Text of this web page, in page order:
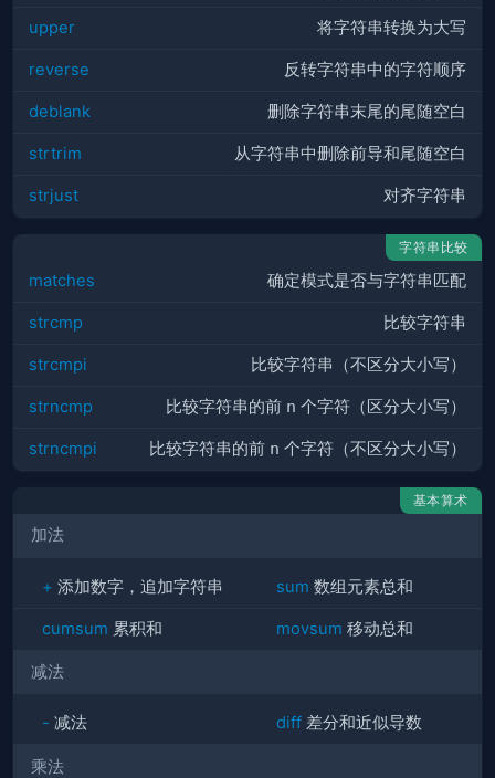
upper 将字符串转换为大写
reverse 反转字符串中的字符顺序
deblank 删除字符串末尾的尾随空白
strtrim 从字符串中删除前导和尾随空白
strjust 对齐字符串
字符串比较
matches 确定模式是否与字符串匹配
strcmp 比较字符串
strcmpi 比较字符串（不区分大小写）
strncmp 比较字符串的前 n 个字符（区分大小写）
strncmpi 比较字符串的前 n 个字符（不区分大小写）
基本算术
加法
+ 添加数字，追加字符串 sum 数组元素总和
cumsum 累积和 movsum 移动总和
减法
- 减法 diff 差分和近似导数
乘法